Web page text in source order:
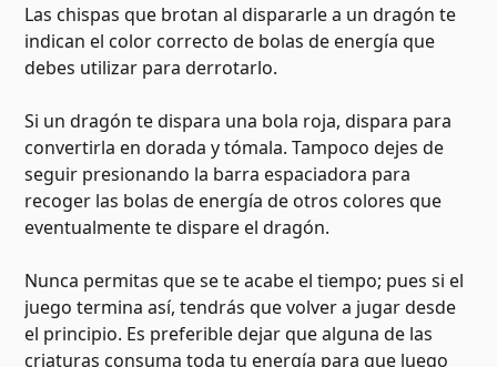
Las chispas que brotan al dispararle a un dragón te
indican el color correcto de bolas de energía que
debes utilizar para derrotarlo.
Si un dragón te dispara una bola roja, dispara para
convertirla en dorada y tómala. Tampoco dejes de
seguir presionando la barra espaciadora para
recoger las bolas de energía de otros colores que
eventualmente te dispare el dragón.
Nunca permitas que se te acabe el tiempo; pues si el
juego termina así, tendrás que volver a jugar desde
el principio. Es preferible dejar que alguna de las
criaturas consuma toda tu energía para que luego